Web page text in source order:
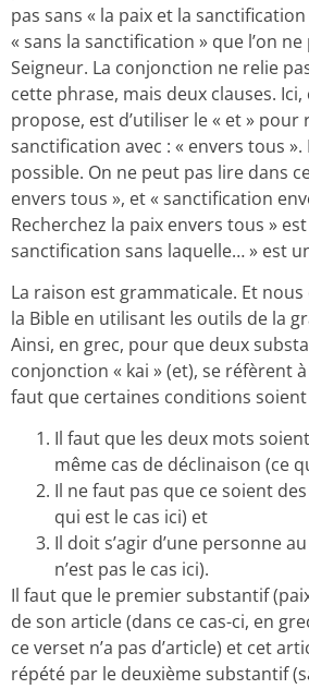
pas sans « la paix et la
« sans la sanctification » que l’on
Seigneur. La conjonction ne relie
cette phrase, mais deux clauses. Ici,
propose, est d’utiliser le « et » pour
sanctification avec : « envers tous ».
possible. On ne peut pas lire dans
envers tous », et « sanctification
Recherchez la paix envers tous »
sanctification sans laquelle… » est
La raison est grammaticale. Et
la Bible en utilisant les outils de la
Ainsi, en grec, pour que deux
conjonction « kai » (et), se réfèrent
faut que certaines conditions
Il faut que les deux mots
même cas de déclinaison (ce
Il ne faut pas que ce soient
qui est le cas ici) et
Il doit s’agir d’une personne
n’est pas le cas ici).
Il faut que le premier substantif
de son article (dans ce cas-ci, en
ce verset n’a pas d’article) et cet
répété par le deuxième substantif